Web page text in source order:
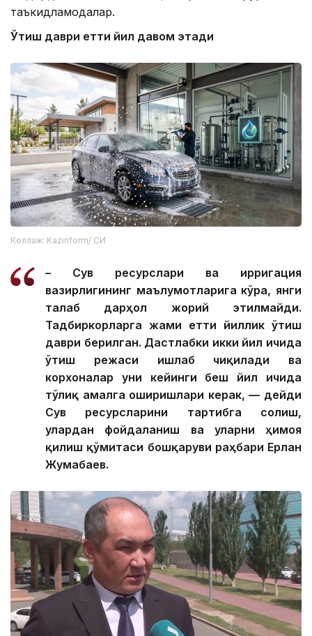
таъкидламоқдалар.
Ўтиш даври етти йил давом этади
Коллаж: Kazinform/ СИ
– Сув ресурслари ва ирригация
вазирлигининг маълумотларига кўра, янги
талаб дарҳол жорий этилмайди.
Тадбиркорларга жами етти йиллик ўтиш
даври берилган. Дастлабки икки йил ичида
ўтиш режаси ишлаб чиқилади ва
корхоналар уни кейинги беш йил ичида
тўлиқ амалга оширишлари керак, — дейди
Сув ресурсларини тартибга солиш,
улардан фойдаланиш ва уларни ҳимоя
қилиш қўмитаси бошқаруви раҳбари Ерлан
Жумабаев.